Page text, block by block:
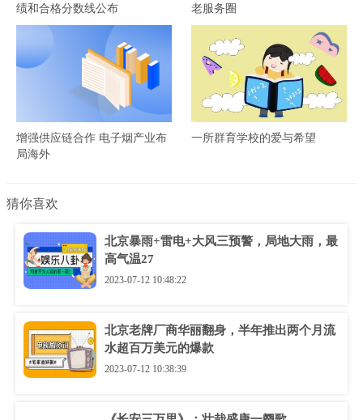
绩和合格分数线公布
老服务圈
增强供应链合作 电子烟产业布
局海外
一所群育学校的爱与希望
猜你喜欢
北京暴雨+雷电+大风三预警，局地大雨，最
高气温27
2023-07-12 10:48:22
北京老牌厂商华丽翻身，半年推出两个月流
水超百万美元的爆款
2023-07-12 10:38:39